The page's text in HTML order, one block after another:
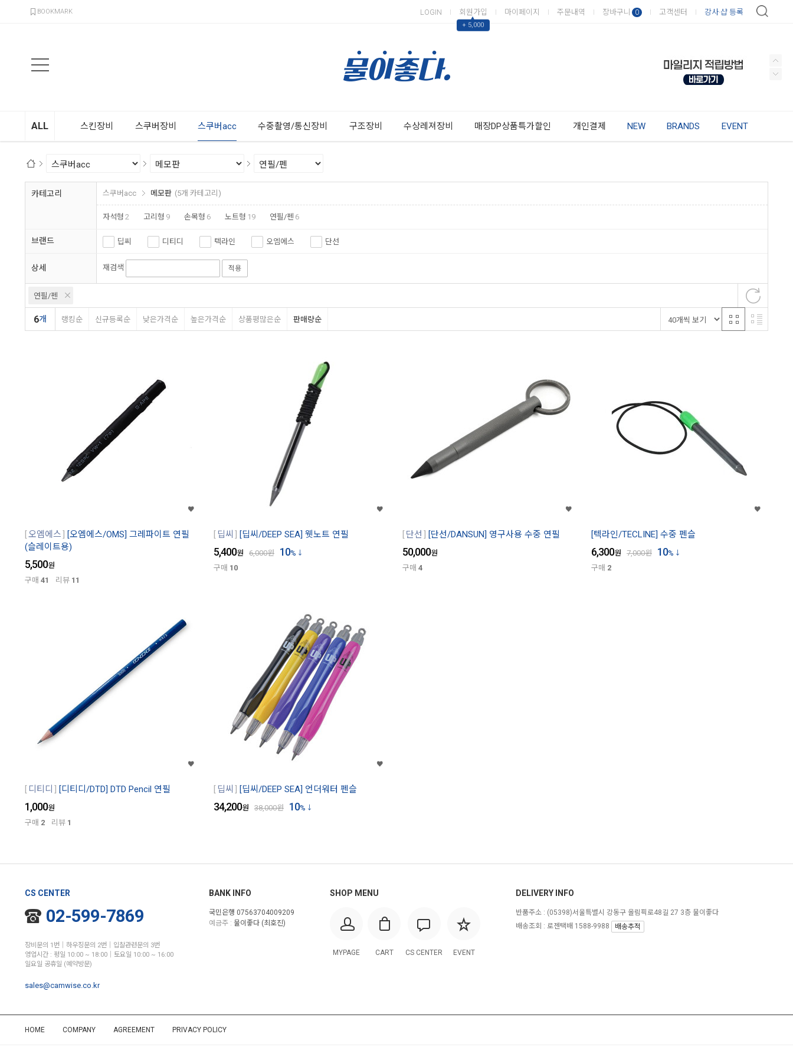
BOOKMARK LOGIN 회원가입
▲
+ 5,000
마이페이지 주문내역 장바구니 0 고객센터 강사·샵 등록
ALL 스킨장비 스쿠버장비 스쿠버acc 수중촬영/통신장비 구조장비 수상레져장비 매장DP상품특가할인 개인결제 NEW BRANDS EVENT
카테고리 스쿠버acc 메모판 (5개 카테고리)
자석형 2 고리형 9 손목형 6 노트형 19 연필/펜 6
브랜드 딥씨 디티디 텍라인 오엠에스 단선
상세 재검색 적용
연필/펜
6개 랭킹순 신규등록순 낮은가격순 높은가격순 상품평많은순 판매량순
오엠에스
[오엠에스/OMS] 그레파이트 연필
(슬레이트용)
5,500원
구매 41 리뷰 11
딥씨 [딥씨/DEEP SEA] 웻노트 연필
5,400원 6,000원 10%
구매 10
단선 [단선/DANSUN] 영구사용 수중 연필
50,000원
구매 4
[텍라인/TECLINE] 수중 펜슬
6,300원 7,000원 10%
구매 2
디티디 [디티디/DTD] DTD Pencil 연필
1,000원
구매 2 리뷰 1
딥씨 [딥씨/DEEP SEA] 언더워터 펜슬
34,200원 38,000원 10%
CS CENTER
02-599-7869
장비문의 1번│하우징문의 2번│입찰관련문의 3번
영업시간 : 평일 10:00 ~ 18:00│토요일 10:00 ~ 16:00
일요일 공휴일 (예약방문)
sales@camwise.co.kr
BANK INFO
국민은행 07563704009209
예금주 : 물이좋다 (최호진)
SHOP MENU
MYPAGE CART CS CENTER EVENT
DELIVERY INFO
반품주소 : (05398)서울특별시 강동구 올림픽로48길 27 3층 물이좋다
배송조회 : 로젠택배 1588-9988
배송추적
HOME COMPANY AGREEMENT PRIVACY POLICY